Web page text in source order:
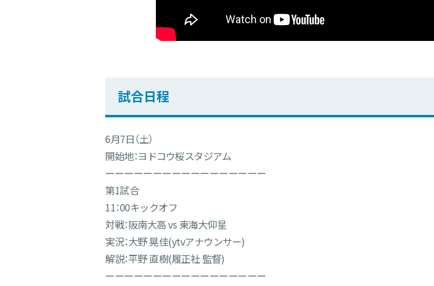
試合日程
6月7日（土）
開始地：ヨドコウ桜スタジアム
ーーーーーーーーーーーーーーーーー
第1試合
11：00キックオフ
対戦：阪南大高 vs 東海大仰星
実況：大野 晃佳(ytvアナウンサー)
解説：平野 直樹(履正社 監督)
ーーーーーーーーーーーーーーーーー